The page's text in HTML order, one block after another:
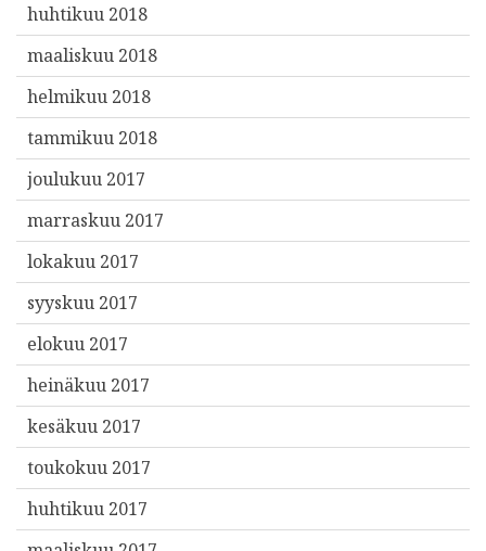
huhtikuu 2018
maaliskuu 2018
helmikuu 2018
tammikuu 2018
joulukuu 2017
marraskuu 2017
lokakuu 2017
syyskuu 2017
elokuu 2017
heinäkuu 2017
kesäkuu 2017
toukokuu 2017
huhtikuu 2017